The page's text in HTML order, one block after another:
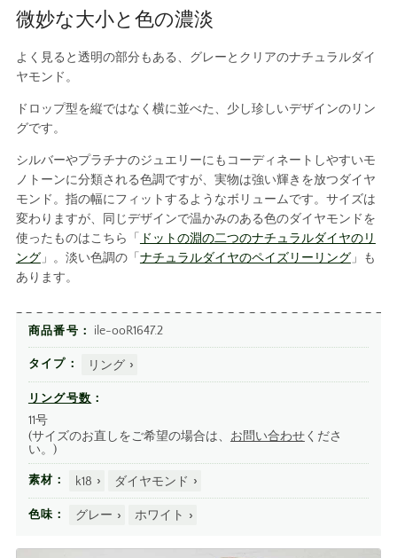
微妙な大小と色の濃淡
よく見ると透明の部分もある、グレーとクリアのナチュラルダイ
ヤモンド。
ドロップ型を縦ではなく横に並べた、少し珍しいデザインのリン
グです。
シルバーやプラチナのジュエリーにもコーディネートしやすいモ
ノトーンに分類される色調ですが、実物は強い輝きを放つダイヤ
モンド。指の幅にフィットするようなボリュームです。サイズは
変わりますが、同じデザインで温かみのある色のダイヤモンドを
使ったものはこちら「
ドットの淵の二つのナチュラルダイヤのリ
ング」。淡い色調の「 ナチュラルダイヤのペイズリーリング」も
あります。
商品番号 ile-ooR1647.2
タイプ リング
リング号数
11号
(サイズのお直しをご希望の場合は、 お問い合わせくださ
い。)
素材 k18 ダイヤモンド
色味 グレー ホワイト